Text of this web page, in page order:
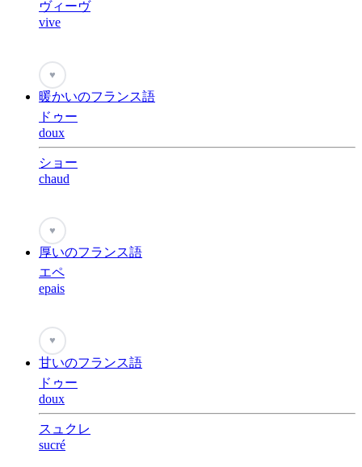
ヴィーヴ
vive
♥
暖かいのフランス語
ドゥー
doux
ショー
chaud
♥
厚いのフランス語
エペ
epais
♥
甘いのフランス語
ドゥー
doux
スュクレ
sucré